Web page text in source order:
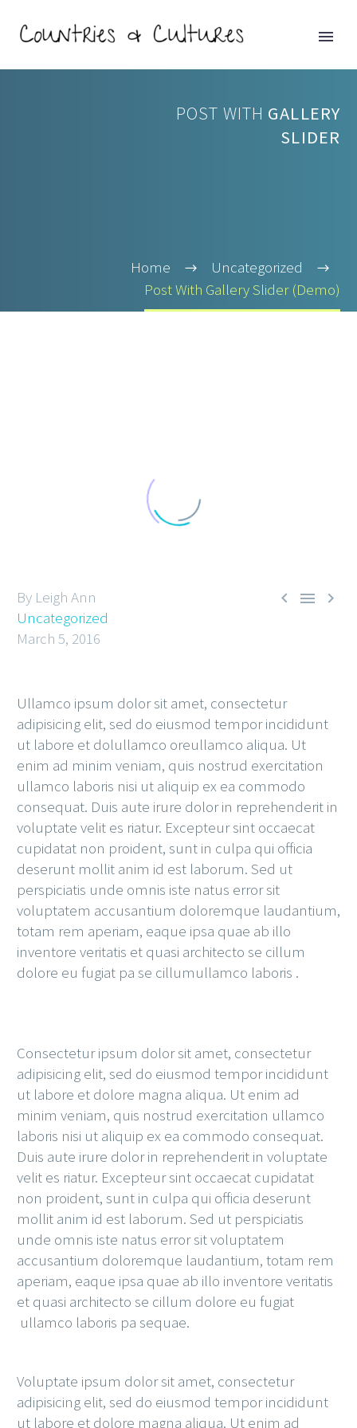
POST WITH GALLERY
SLIDER
Home
Uncategorized
Post With Gallery Slider (Demo)
  
By Leigh Ann
Uncategorized
March 5, 2016
Ullamco ipsum dolor sit amet, consectetur
adipisicing elit, sed do eiusmod tempor incididunt
ut labore et dolullamco oreullamco aliqua. Ut
enim ad minim veniam, quis nostrud exercitation
ullamco laboris nisi ut aliquip ex ea commodo
consequat. Duis aute irure dolor in reprehenderit in
voluptate velit es riatur. Excepteur sint occaecat
cupidatat non proident, sunt in culpa qui officia
deserunt mollit anim id est laborum. Sed ut
perspiciatis unde omnis iste natus error sit
voluptatem accusantium doloremque laudantium,
totam rem aperiam, eaque ipsa quae ab illo
inventore veritatis et quasi architecto se cillum
dolore eu fugiat pa se cillumullamco laboris .
Consectetur ipsum dolor sit amet, consectetur
adipisicing elit, sed do eiusmod tempor incididunt
ut labore et dolore magna aliqua. Ut enim ad
minim veniam, quis nostrud exercitation ullamco
laboris nisi ut aliquip ex ea commodo consequat.
Duis aute irure dolor in reprehenderit in voluptate
velit es riatur. Excepteur sint occaecat cupidatat
non proident, sunt in culpa qui officia deserunt
mollit anim id est laborum. Sed ut perspiciatis
unde omnis iste natus error sit voluptatem
accusantium doloremque laudantium, totam rem
aperiam, eaque ipsa quae ab illo inventore veritatis
et quasi architecto se cillum dolore eu fugiat
ullamco laboris pa sequae.
Voluptate ipsum dolor sit amet, consectetur
adipisicing elit, sed do eiusmod tempor incididunt
ut labore et dolore magna aliqua. Ut enim ad